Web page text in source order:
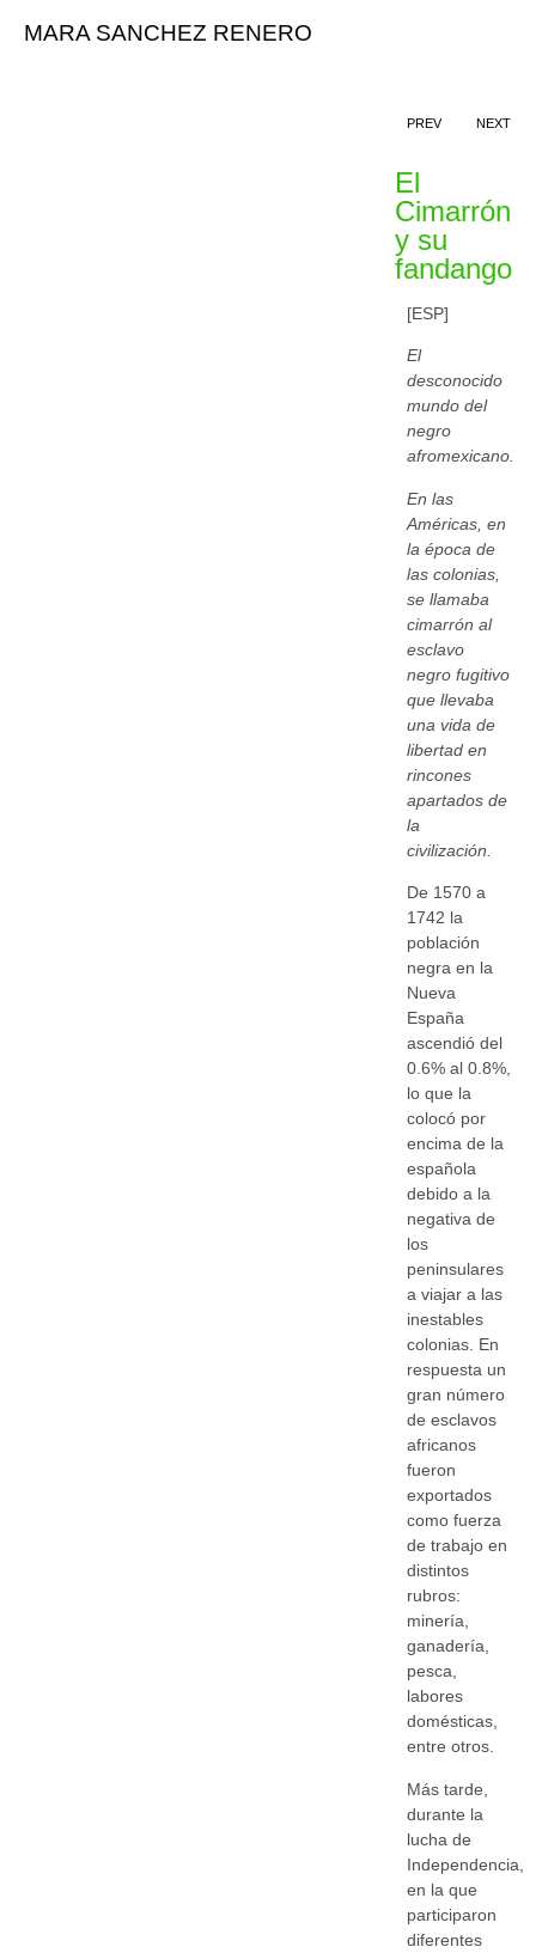
MARA SANCHEZ RENERO
PREV NEXT
El
Cimarrón
y su
fandango
[ESP]
El
desconocido
mundo del
negro
afromexicano.
En las
Américas, en
la época de
las colonias,
se llamaba
cimarrón al
esclavo
negro fugitivo
que llevaba
una vida de
libertad en
rincones
apartados de
la
civilización.
De 1570 a
1742 la
población
negra en la
Nueva
España
ascendió del
0.6% al 0.8%,
lo que la
colocó por
encima de la
española
debido a la
negativa de
los
peninsulares
a viajar a las
inestables
colonias. En
respuesta un
gran número
de esclavos
africanos
fueron
exportados
como fuerza
de trabajo en
distintos
rubros:
minería,
ganadería,
pesca,
labores
domésticas,
entre otros.
Más tarde,
durante la
lucha de
Independencia,
en la que
participaron
diferentes